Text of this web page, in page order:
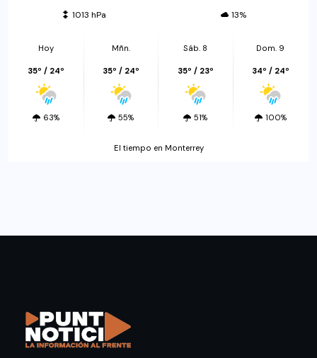
1013 hPa 13%
Hoy
35º / 24º
63%
Mñn.
35º / 24º
55%
Sáb. 8
35º / 23º
51%
Dom. 9
34º / 24º
100%
El tiempo en Monterrey